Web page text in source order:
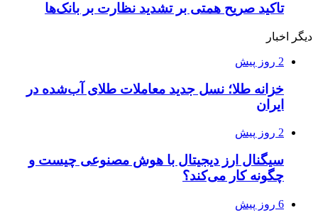
تاکید صریح همتی بر تشدید نظارت بر بانک‌ها
دیگر اخبار
2 روز پیش
خزانه طلا؛ نسل جدید معاملات طلای آب‌شده در
ایران
2 روز پیش
سیگنال ارز دیجیتال با هوش مصنوعی چیست و
چگونه کار می‌کند؟
6 روز پیش